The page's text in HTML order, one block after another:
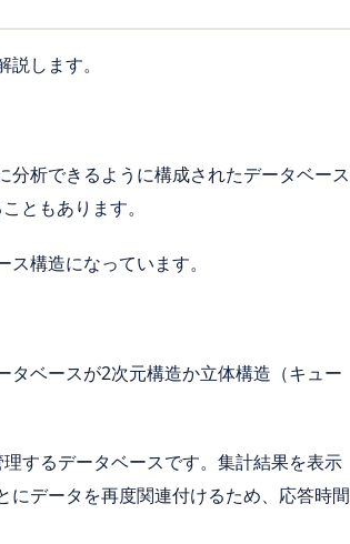
します。
析できるように構成されたデータベース
ともあります。
構造になっています。
タベースが2次元構造か立体構造（キュー
するデータベースです。集計結果を表示
データを再度関連付けるため、応答時間